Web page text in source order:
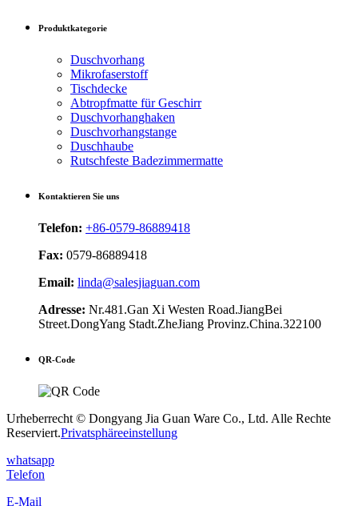
Produktkategorie
Duschvorhang
Mikrofaserstoff
Tischdecke
Abtropfmatte für Geschirr
Duschvorhanghaken
Duschvorhangstange
Duschhaube
Rutschfeste Badezimmermatte
Kontaktieren Sie uns
Telefon: +86-0579-86889418
Fax: 0579-86889418
Email: linda@salesjiaguan.com
Adresse: Nr.481.Gan Xi Westen Road.JiangBei
Street.DongYang Stadt.ZheJiang Provinz.China.322100
QR-Code
Urheberrecht © Dongyang Jia Guan Ware Co., Ltd. Alle Rechte
Reserviert.Privatsphäreeinstellung
whatsapp
Telefon
E-Mail